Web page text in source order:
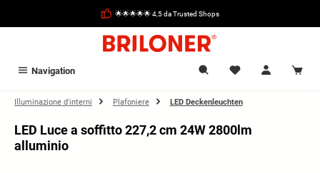
🌟🌟🌟🌟🌟 4,5 da Trusted Shops
Navigation
Illuminazione d'interni Plafoniere LED Deckenleuchten
LED Luce a soffitto 227,2 cm 24W 2800lm
alluminio